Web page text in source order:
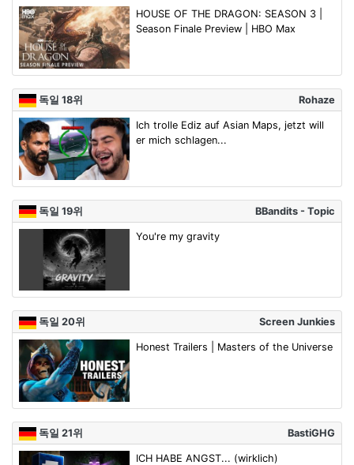
HOUSE OF THE DRAGON: SEASON 3 |
Season Finale Preview | HBO Max
독일 18위 Rohaze
Ich trolle Ediz auf Asian Maps, jetzt will
er mich schlagen...
독일 19위 BBandits - Topic
You're my gravity
독일 20위 Screen Junkies
Honest Trailers | Masters of the Universe
독일 21위 BastiGHG
ICH HABE ANGST... (wirklich)